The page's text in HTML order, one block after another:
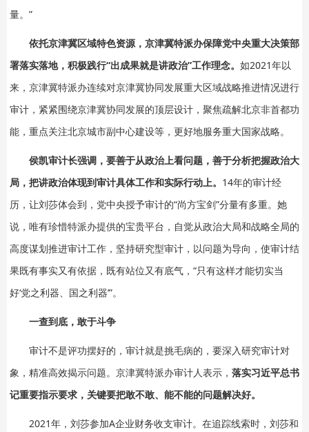
量。”
依托京津冀区域特色资源，京津冀特派办保障党中央重大决策部
署落实落地，积极践行“出成果就是讲政治”工作理念。 如2021年以
来，京津冀特派办连续对京津冀协同发展重大区域战略推进情况进行
审计，紧紧围绕京津冀协同发展的顶层设计，聚焦疏解北京非首都功
能，重点关注北京城市副中心建设等，更好地服务重大国家战略。
侯凯审计长强调，要善于从政治上看问题，善于分析把握政治大
局，把讲政治体现到审计具体工作和实际行动上。 14年的审计经
历，让刘莎体会到，党中央授予审计的“尚方宝剑”分量有多重。她
说，唯有珍惜特派办提供的宝贵平台，自觉从政治大局和战略全局的
高度谋划推进审计工作，坚持研究型审计，以问题为导向，使审计结
果既有事实又有依据，既有站位又有底气，“只有这样才能切实当
好‘党之利器、国之利器’”。
一查到底，敢于斗争
审计不是评功摆好的，审计就是挑毛病的，要深入研究审计对
象，精准高效揭示问题。京津冀特派办审计人表示， 落实习近平总书
记重要指示要求，关键要把敢不敢、能不能的问题解决好。
2021年，刘莎参加A企业财务收支审计。在追踪线索时，刘莎和